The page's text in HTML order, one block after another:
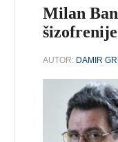
Milan
AUTOR: DAMIR